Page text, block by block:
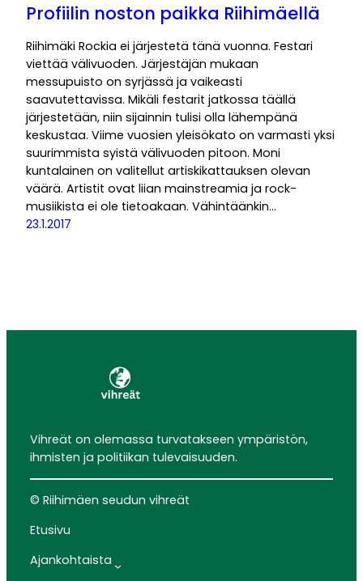
Profiilin noston paikka Riihimäellä
Riihimäki Rockia ei järjestetä tänä vuonna. Festari
viettää välivuoden. Järjestäjän mukaan
messupuisto on syrjässä ja vaikeasti
saavutettavissa. Mikäli festarit jatkossa täällä
järjestetään, niin sijainnin tulisi olla lähempänä
keskustaa. Viime vuosien yleisökato on varmasti yksi
suurimmista syistä välivuoden pitoon. Moni
kuntalainen on valitellut artiskikattauksen olevan
väärä. Artistit ovat liian mainstreamia ja rock-
musiikista ei ole tietoakaan. Vähintäänkin…
23.1.2017
Vihreät on olemassa turvatakseen ympäristön,
ihmisten ja politiikan tulevaisuuden.
© Riihimäen seudun vihreät
Etusivu
Ajankohtaista